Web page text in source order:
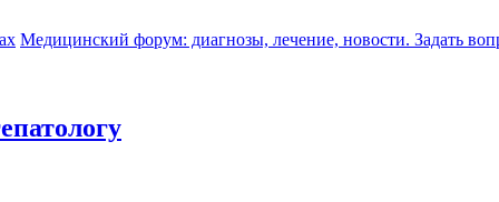
Медицинский форум: диагнозы, лечение, новости. Задать